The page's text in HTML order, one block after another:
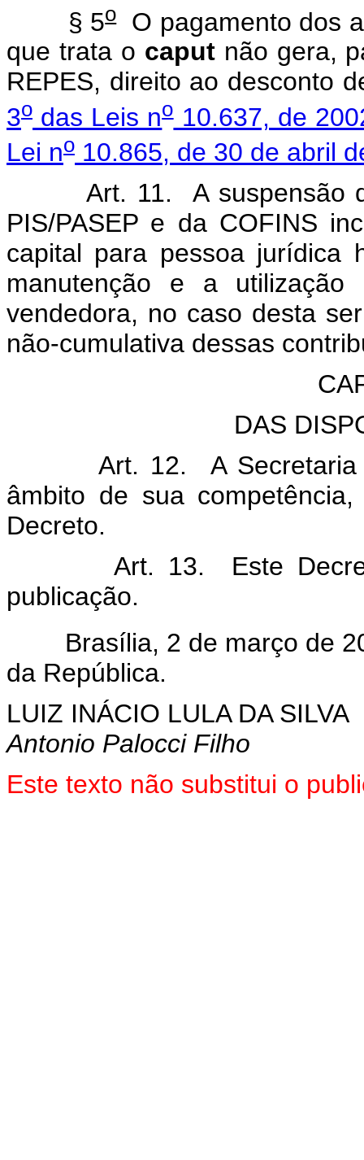
§ 5oO pagamento dos
que trata o caput não gera,
REPES, direito ao desconto
3o das Leis no10.637, de
Lei no 10.865, de 30 de abril
Art. 11. A suspensão da
PIS/PASEP e da COFINS
capital para pessoa jurídica
manutenção e a
vendedora, no caso desta
não-cumulativa dessas
DAS
Art. 12. A Secretaria da
âmbito de sua
Decreto.
Art. 13. Este Decreto
publicação.
Brasília, 2 de março de
da República.
LUIZ INÁCIO LULA DA SILVA
Antonio Palocci Filho
Este texto não substitui o